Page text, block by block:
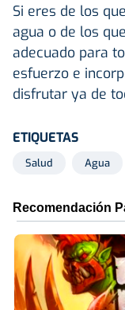
Si eres de los
agua o de los
adecuado para
esfuerzo e
disfrutar ya de
ETIQUETAS
Salud Agua